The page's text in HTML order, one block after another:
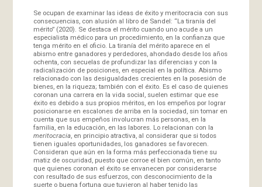
Se ocupan de examinar las ideas de éxito y meritocracia con sus
consecuencias, con alusión al libro de Sandel: “La tiranía del
mérito” (2020). Se destaca el mérito cuando uno acude a un
especialista médico para un procedimiento, en la confianza que
tenga mérito en el oficio. La tiranía del mérito aparece en el
abismo entre ganadores y perdedores, ahondado desde los años
ochenta, con secuelas de profundizar las diferencias y con la
radicalización de posiciones, en especial en la política. Abismo
relacionado con las desigualdades crecientes en la posesión de
bienes, en la riqueza; también con el éxito. Es el caso de quienes
coronan una carrera en la vida social, suelen estimar que ese
éxito es debido a sus propios méritos, en los empeños por lograr
posicionarse en escalones de arriba en la sociedad, sin tomar en
cuenta que sus empeños involucran más personas, en la
familia, en la educación, en las labores. Lo relacionan con la
meritocracia, en principio atractiva, al considerar que si todos
tienen iguales oportunidades, los ganadores se favorecen.
Consideran que aún en la forma más perfeccionada tiene su
matiz de oscuridad, puesto que corroe el bien común, en tanto
que quienes coronan el éxito se envanecen por considerarse
con resultado de sus esfuerzos, con desconocimiento de la
suerte o buena fortuna que tuvieron al haber tenido las